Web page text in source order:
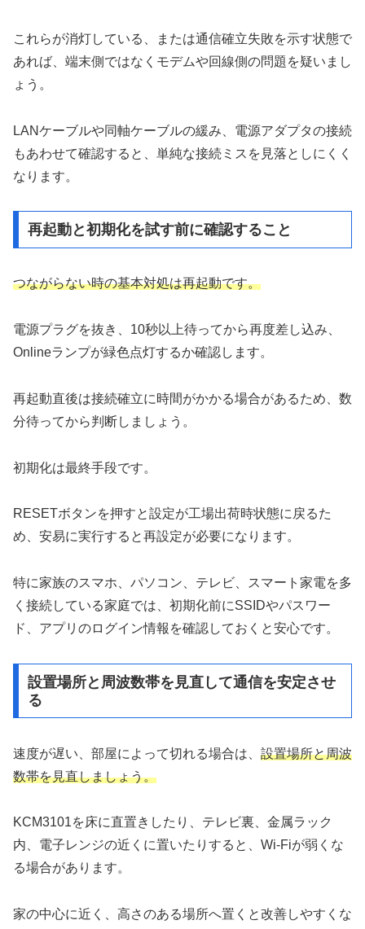
これらが消灯している、または通信確立失敗を示す状態で
あれば、端末側ではなくモデムや回線側の問題を疑いまし
ょう。
LANケーブルや同軸ケーブルの緩み、電源アダプタの接続
もあわせて確認すると、単純な接続ミスを見落としにくく
なります。
再起動と初期化を試す前に確認すること
つながらない時の基本対処は再起動です。
電源プラグを抜き、10秒以上待ってから再度差し込み、
Onlineランプが緑色点灯するか確認します。
再起動直後は接続確立に時間がかかる場合があるため、数
分待ってから判断しましょう。
初期化は最終手段です。
RESETボタンを押すと設定が工場出荷時状態に戻るた
め、安易に実行すると再設定が必要になります。
特に家族のスマホ、パソコン、テレビ、スマート家電を多
く接続している家庭では、初期化前にSSIDやパスワー
ド、アプリのログイン情報を確認しておくと安心です。
設置場所と周波数帯を見直して通信を安定させ
る
速度が遅い、部屋によって切れる場合は、 設置場所と周波
数帯を見直しましょう。
KCM3101を床に直置きしたり、テレビ裏、金属ラック
内、電子レンジの近くに置いたりすると、Wi-Fiが弱くな
る場合があります。
家の中心に近く、高さのある場所へ置くと改善しやすくな